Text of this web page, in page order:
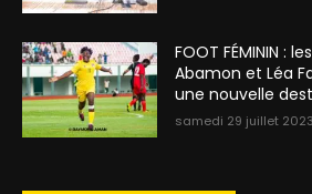
FOOT FÉMININ :
Abamon et Léa
une nouvelle
samedi 29 juillet 2023